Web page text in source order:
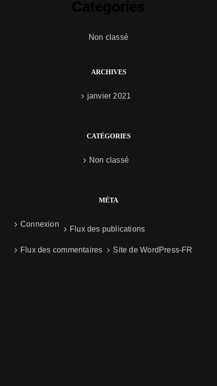
Non classé
ARCHIVES
janvier 2021
CATÉGORIES
Non classé
MÉTA
Connexion
Flux des publications
Flux des commentaires Site de WordPress-FR